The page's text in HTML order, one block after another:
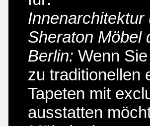
Sheraton Möbel
Berlin:Wenn
zu traditionellen
Tapeten mit
ausstatten